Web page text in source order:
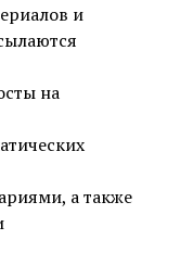
и
на
а также